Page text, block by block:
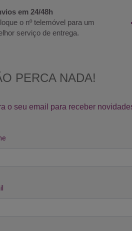
em 24/48h
o nº telemóvel para um
serviço de entrega.